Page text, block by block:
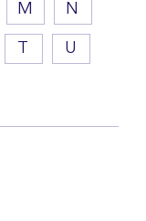
M N
U